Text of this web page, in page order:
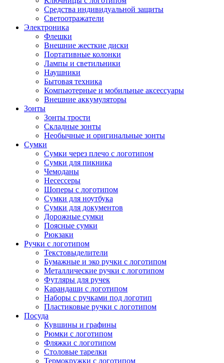
Средства индивидуальной защиты
Светоотражатели
Электроника
Флешки
Внешние жесткие диски
Портативные колонки
Лампы и светильники
Наушники
Бытовая техника
Компьютерные и мобильные аксессуары
Внешние аккумуляторы
Зонты
Зонты трости
Складные зонты
Необычные и оригинальные зонты
Сумки
Сумки через плечо с логотипом
Сумки для пикника
Чемоданы
Несессеры
Шоперы с логотипом
Сумки для ноутбука
Сумки для документов
Дорожные сумки
Поясные сумки
Рюкзаки
Ручки с логотипом
Текстовыделители
Бумажные и эко ручки с логотипом
Металлические ручки с логотипом
Футляры для ручек
Карандаши с логотипом
Наборы с ручками под логотип
Пластиковые ручки с логотипом
Посуда
Кувшины и графины
Рюмки с логотипом
Фляжки с логотипом
Столовые тарелки
Термокружки с логотипом